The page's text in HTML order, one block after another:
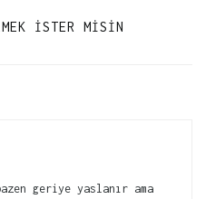
İSTER MISIN
geriye yaslanır ama